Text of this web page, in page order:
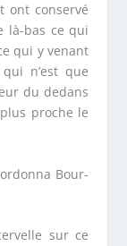
ont conservé
là-bas ce qui
qui y venant
n’est que
du dedans
proche le
Bour-
sur ce